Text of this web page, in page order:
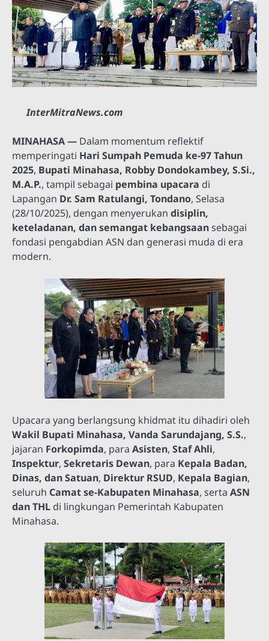
InterMitraNews.com
MINAHASA — Dalam momentum reflektif
memperingati Hari Sumpah Pemuda ke-97 Tahun
2025, Bupati Minahasa, Robby Dondokambey, S.Si.,
M.A.P., tampil sebagai pembina upacara di
Lapangan Dr. Sam Ratulangi, Tondano, Selasa
(28/10/2025), dengan menyerukan disiplin,
keteladanan, dan semangat kebangsaansebagai
fondasi pengabdian ASN dan generasi muda di era
modern.
Upacara yang berlangsung khidmat itu dihadiri oleh
Wakil Bupati Minahasa, Vanda Sarundajang, S.S.,
jajaran Forkopimda, para Asisten, Staf Ahli,
Inspektur, Sekretaris Dewan, para Kepala Badan,
Dinas, dan Satuan, Direktur RSUD, Kepala Bagian,
seluruh Camat se-Kabupaten Minahasa, serta ASN
dan THL di lingkungan Pemerintah Kabupaten
Minahasa.